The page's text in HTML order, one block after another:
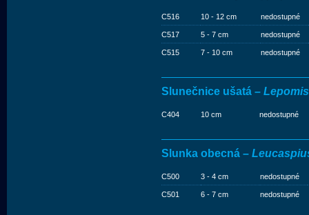
C516 10 - 12 cm nedostupné
C517 5 - 7 cm nedostupné
C515 7 - 10 cm nedostupné
Slunečnice ušatá –
C404 10 cm nedostupné
Slunka obecná –
C500 3 - 4 cm nedostupné
C501 6 - 7 cm nedostupné